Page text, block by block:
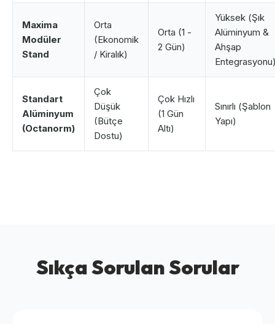
Maxima
Modüler
Stand
Orta
(Ekonomik
/ Kiralık)
Orta (1 -
2 Gün)
Yüksek (Şık
Alüminyum &
Ahşap
Standart
Alüminyum
(Octanorm)
Çok
Düşük
(Bütçe
Dostu)
Çok Hızlı
(1 Gün
Altı)
Sınırlı (Şablon
Yapı)
Sıkça Sorulan Sorular